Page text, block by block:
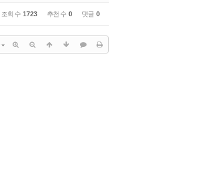
조회 수 1723 추천 수 0 댓글 0